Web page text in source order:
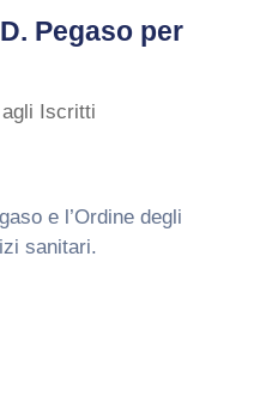
Pegaso per
Iscritti
e l’Ordine degli
sanitari.